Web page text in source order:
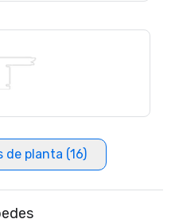
de planta (16)